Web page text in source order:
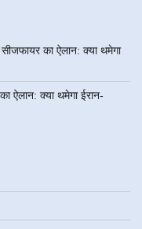
का ऐलान: क्या थमेगा
ऐलान: क्या थमेगा ईरान-